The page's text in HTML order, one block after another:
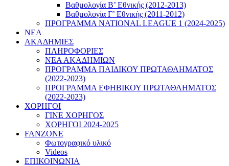
Βαθμολογία Β’ Εθνικής (2012-2013)
Βαθμολογία Γ’ Εθνικής (2011-2012)
ΠΡΟΓΡΑΜΜΑ NATIONAL LEAGUE 1 (2024-2025)
ΝΕΑ
ΑΚΑΔΗΜΙΕΣ
ΠΛΗΡΟΦΟΡΙΕΣ
ΝΕΑ ΑΚΑΔΗΜΙΩΝ
ΠΡΟΓΡΑΜΜΑ ΠΑΙΔΙΚΟΥ ΠΡΩΤΑΘΛΗΜΑΤΟΣ
(2022-2023)
ΠΡΟΓΡΑΜΜΑ ΕΦΗΒΙΚΟΥ ΠΡΩΤΑΘΛΗΜΑΤΟΣ
(2022-2023)
ΧΟΡΗΓΟΙ
ΓΙΝΕ ΧΟΡΗΓΟΣ
ΧΟΡΗΓΟΙ 2024-2025
FANZONE
Φωτογραφικό υλικό
Videos
ΕΠΙΚΟΙΝΩΝΙΑ